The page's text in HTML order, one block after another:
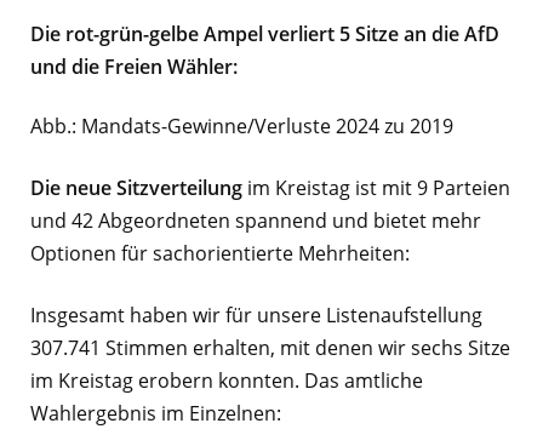
Die rot-grün-gelbe Ampel verliert 5 Sitze an die AfD
und die Freien Wähler:
Abb.: Mandats-Gewinne/Verluste 2024 zu 2019
Die neue Sitzverteilungim Kreistag ist mit 9 Parteien
und 42 Abgeordneten spannend und bietet mehr
Optionen für sachorientierte Mehrheiten:
Insgesamt haben wir für unsere Listenaufstellung
307.741 Stimmen erhalten, mit denen wir sechs Sitze
im Kreistag erobern konnten. Das amtliche
Wahlergebnis im Einzelnen: